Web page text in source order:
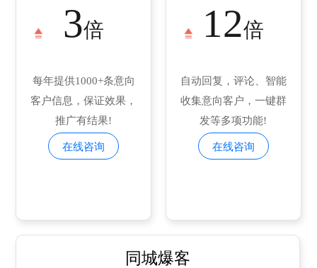
3倍
每年提供1000+条意向
客户信息，保证效果，
推广有结果!
在线咨询
12倍
自动回复，评论、智能
收集意向客户，一键群
发等多项功能!
在线咨询
同城爆客